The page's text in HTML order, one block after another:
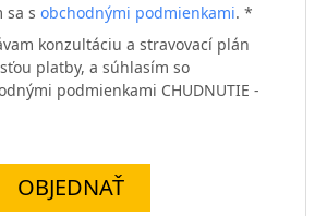
sa s obchodnými podmienkami. *
konzultáciu a stravovací plán
platby, a súhlasím so
podmienkami CHUDNUTIE -
OBJEDNAŤ